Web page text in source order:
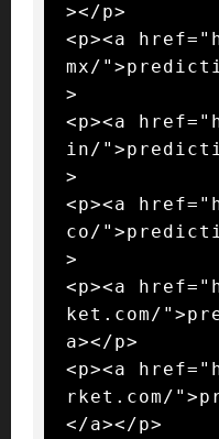
></p>
<p><a
mx/
>
<p><a
in/
>
<p><a
co/
>
<p><a
ket.com/
a></p>
<p><a
rket.com/
</a></p>